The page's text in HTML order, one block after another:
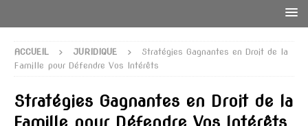
ACCUEIL JURIDIQUE
Stratégies Gagnantes en Droit de la
Famille pour Défendre Vos Intérêts
Stratégies Gagnantes en Droit de la
Famille pour Défendre Vos Intérêts